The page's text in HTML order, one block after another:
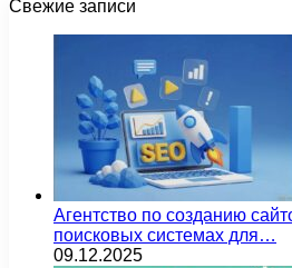
Свежие записи
Агентство по созданию
поисковых системах для…
09.12.2025